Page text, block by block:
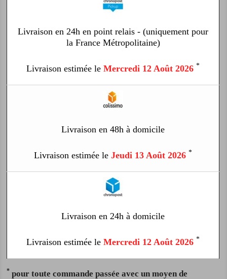
Livraison en 24h en point relais - (uniquement pour
la France Métropolitaine)
Livraison estimée le Mercredi 12 Août 2026 *
Livraison en 48h à domicile
Livraison estimée le Jeudi 13 Août 2026 *
Livraison en 24h à domicile
Livraison estimée le Mercredi 12 Août 2026 *
* pour toute commande passée avec un moyen de